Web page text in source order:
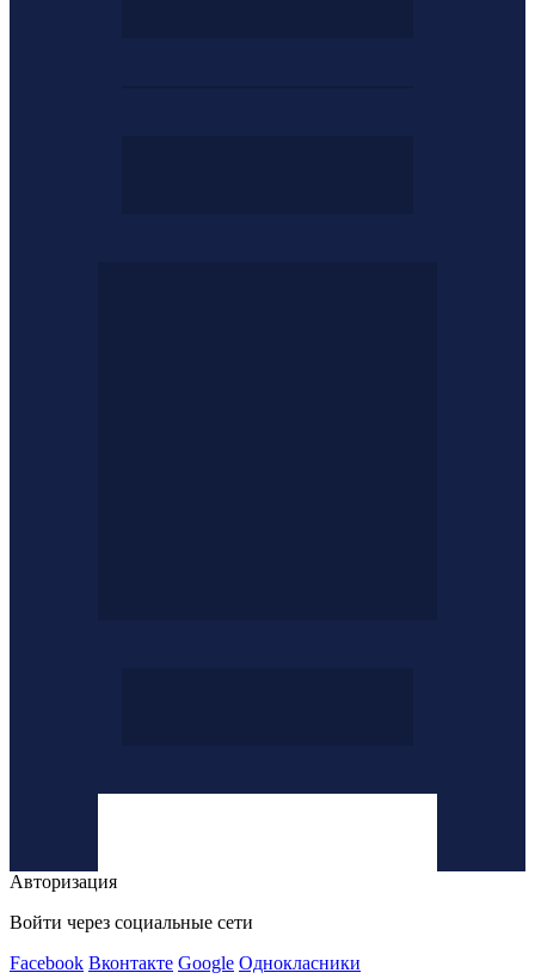
Авторизация
Войти через социальные сети
Facebook Вконтакте Google Однокласники